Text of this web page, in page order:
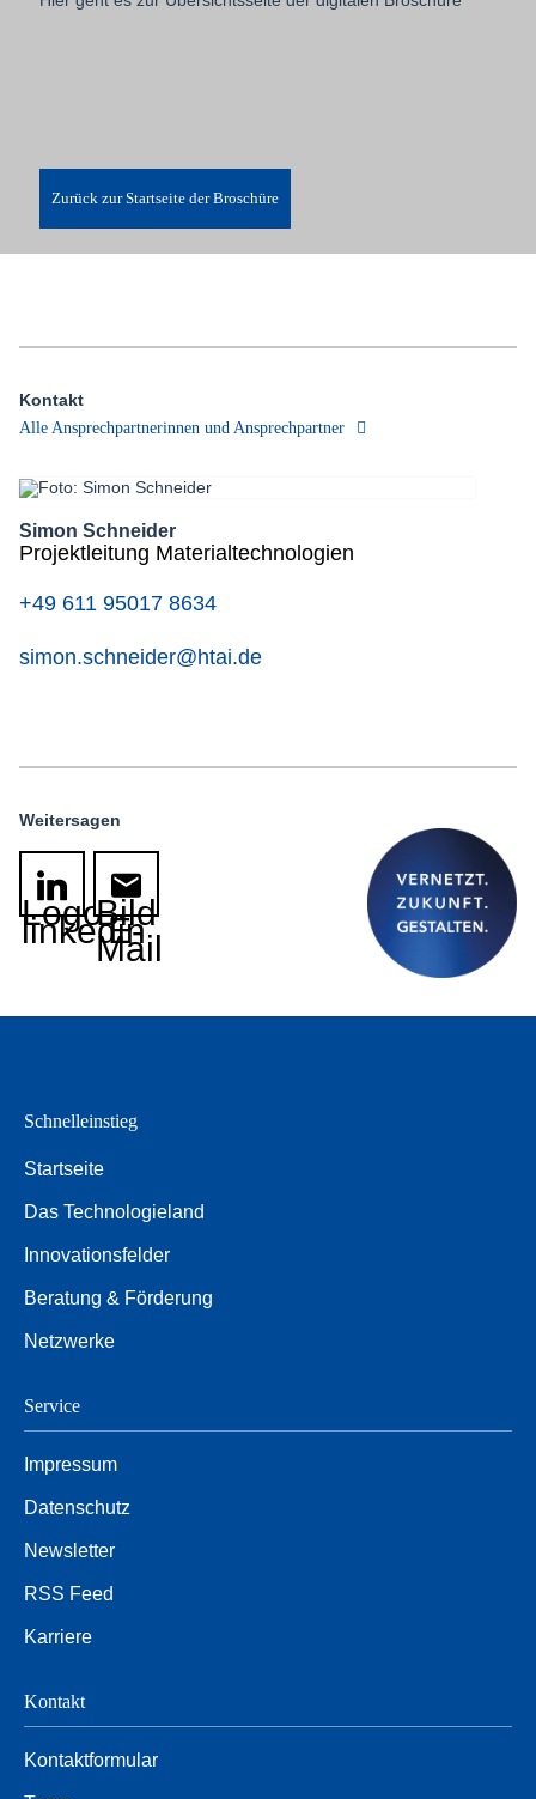
Zurück zur Startseite der Broschüre
Kontakt
Alle Ansprechpartnerinnen und Ansprechpartner
Simon Schneider
Projektleitung Materialtechnologien
+49 611 95017 8634
simon.schneider@htai.de
Weitersagen
Logo
linkedin
Bild
E-
Mail
Schnelleinstieg
Startseite
Das Technologieland
Innovationsfelder
Beratung & Förderung
Netzwerke
Service
Impressum
Datenschutz
Newsletter
RSS Feed
Karriere
Kontakt
Kontaktformular